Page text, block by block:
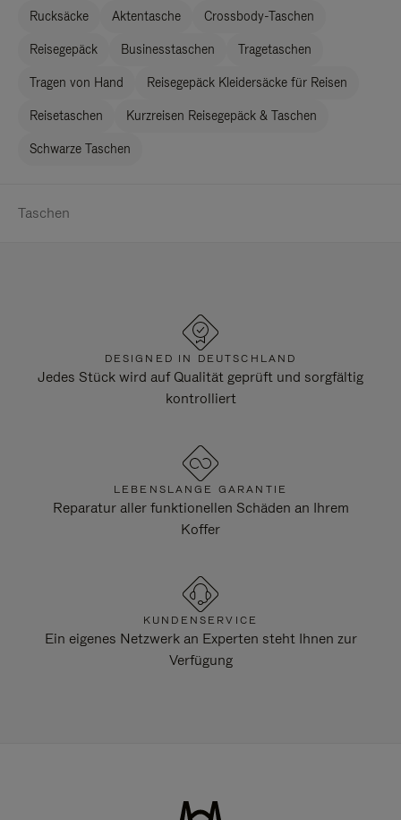
Rucksäcke Aktentasche Crossbody-Taschen
Reisegepäck Businesstaschen Tragetaschen
Tragen von Hand Reisegepäck Kleidersäcke für Reisen
Reisetaschen Kurzreisen Reisegepäck & Taschen
Schwarze Taschen
Taschen
DESIGNED IN DEUTSCHLAND
Jedes Stück wird auf Qualität geprüft und sorgfältig
kontrolliert
LEBENSLANGE GARANTIE
Reparatur aller funktionellen Schäden an Ihrem
Koffer
KUNDENSERVICE
Ein eigenes Netzwerk an Experten steht Ihnen zur
Verfügung